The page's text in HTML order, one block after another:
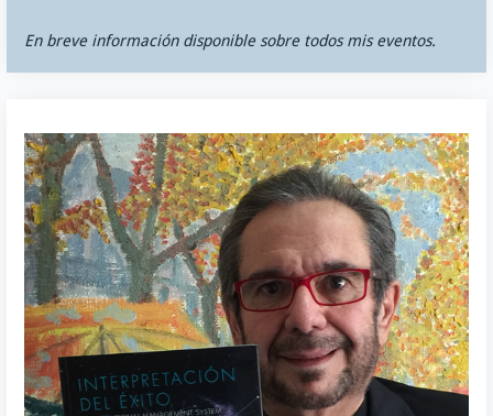
En breve información disponible sobre todos mis eventos.